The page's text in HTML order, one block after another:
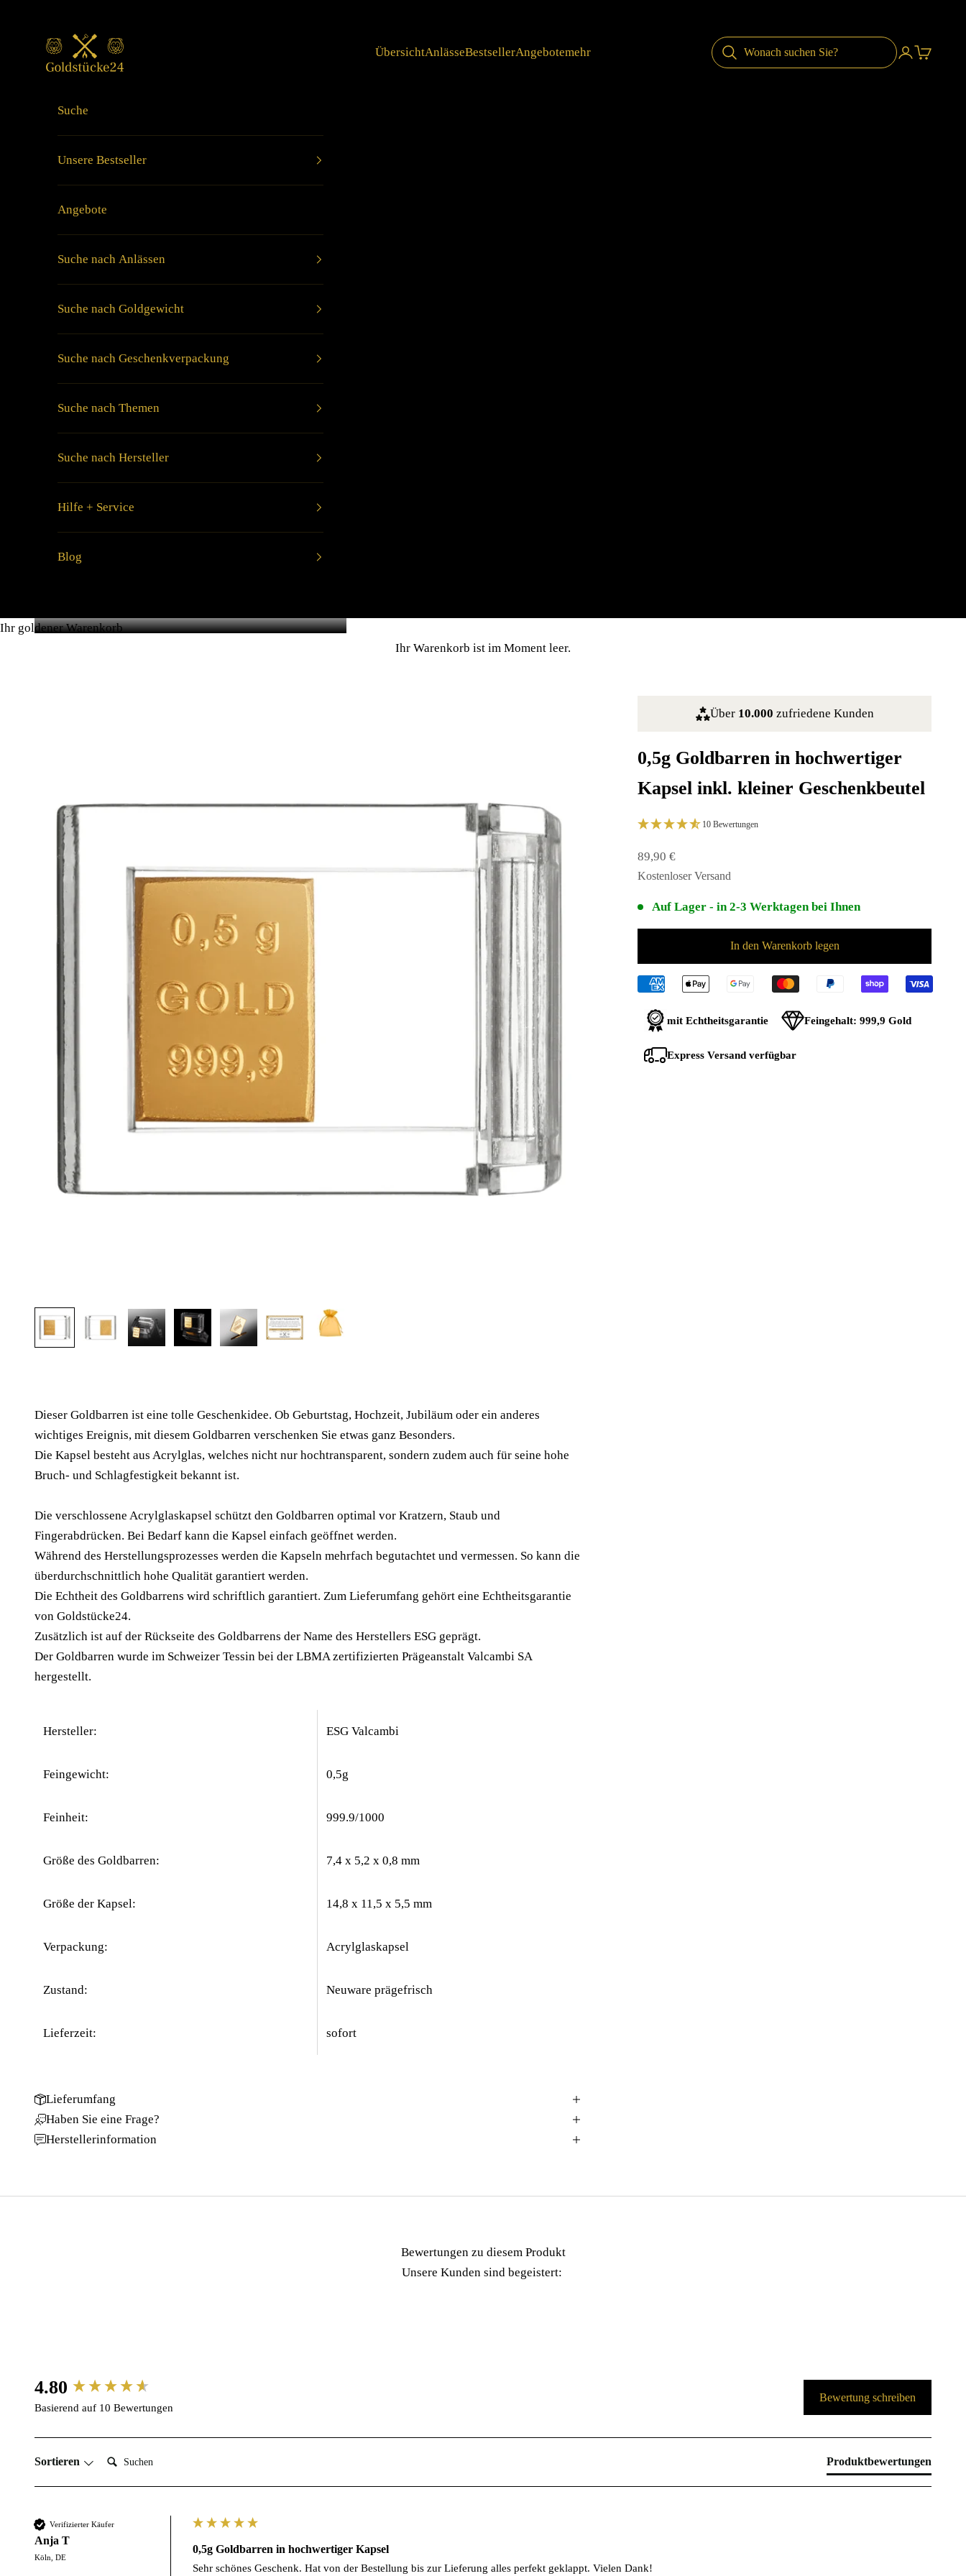
Goldstücke24
ÜbersichtAnlässeBestsellerAngebotemehr Anmelden
Suche
Unsere Bestseller
Angebote
Suche nach Anlässen
Suche nach Goldgewicht
Suche nach Geschenkverpackung
Suche nach Themen
Suche nach Hersteller
Hilfe + Service
Blog
Ihr goldener Warenkorb
Ihr Warenkorb ist im Moment leer.
Über 10.000 zufriedene Kunden
0,5g Goldbarren in hochwertiger
Kapsel inkl. kleiner Geschenkbeutel
10 Bewertungen
Angebot
89,90 €
KostenloserVersand
Auf Lager - in 2-3 Werktagen bei Ihnen
In den Warenkorb legen
mit Echtheitsgarantie Feingehalt:999,9 Gold
Express Versand verfügbar
Dieser Goldbarren ist eine tolle Geschenkidee. Ob Geburtstag, Hochzeit, Jubiläum oder ein anderes
wichtiges Ereignis, mit diesem Goldbarren verschenken Sie etwas ganz Besonders.
Die Kapsel besteht aus Acrylglas, welches nicht nur hochtransparent, sondern zudem auch für seine hohe
Bruch- und Schlagfestigkeit bekannt ist.
Die verschlossene Acrylglaskapsel schützt den Goldbarren optimal vor Kratzern, Staub und
Fingerabdrücken. Bei Bedarf kann die Kapsel einfach geöffnet werden.
Während des Herstellungsprozesses werden die Kapseln mehrfach begutachtet und vermessen. So kann die
überdurchschnittlich hohe Qualität garantiert werden.
Die Echtheit des Goldbarrens wird schriftlich garantiert. Zum Lieferumfang gehört eine Echtheitsgarantie
von Goldstücke24.
Zusätzlich ist auf der Rückseite des Goldbarrens der Name des Herstellers ESG geprägt.
Der Goldbarren wurde im Schweizer Tessin bei der LBMA zertifizierten Prägeanstalt Valcambi SA
hergestellt.
Hersteller: ESG Valcambi
Feingewicht: 0,5g
Feinheit: 999.9/1000
Größe des Goldbarren: 7,4 x 5,2 x 0,8 mm
Größe der Kapsel: 14,8 x 11,5 x 5,5 mm
Verpackung: Acrylglaskapsel
Zustand: Neuware prägefrisch
Lieferzeit: sofort
Lieferumfang
Haben Sie eine Frage?
Herstellerinformation
Bewertungen zu diesem Produkt
Unsere Kunden sind begeistert:
4.80
Basierend auf 10 Bewertungen
Bewertung schreiben
Sortieren Suchen: Produktbewertungen
Verifizierter Käufer
Anja T
Köln, DE
0,5g Goldbarren in hochwertiger Kapsel
Sehr schönes Geschenk. Hat von der Bestellung bis zur Lieferung alles perfekt geklappt. Vielen Dank!
New content loaded